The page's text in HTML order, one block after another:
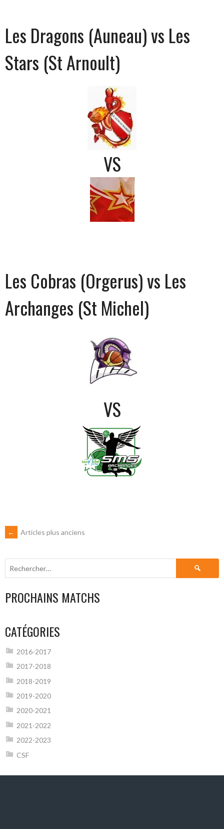
Les Dragons (Auneau) vs Les
Stars (St Arnoult)
VS
Les Cobras (Orgerus) vs Les
Archanges (St Michel)
VS
NAVIGATION
DES
ARTICLES
← Articles plus anciens
Rechercher :
PROCHAINS MATCHS
CATÉGORIES
2016-2017
2017-2018
2018-2019
2019-2020
2020-2021
2021-2022
2022-2023
CSF